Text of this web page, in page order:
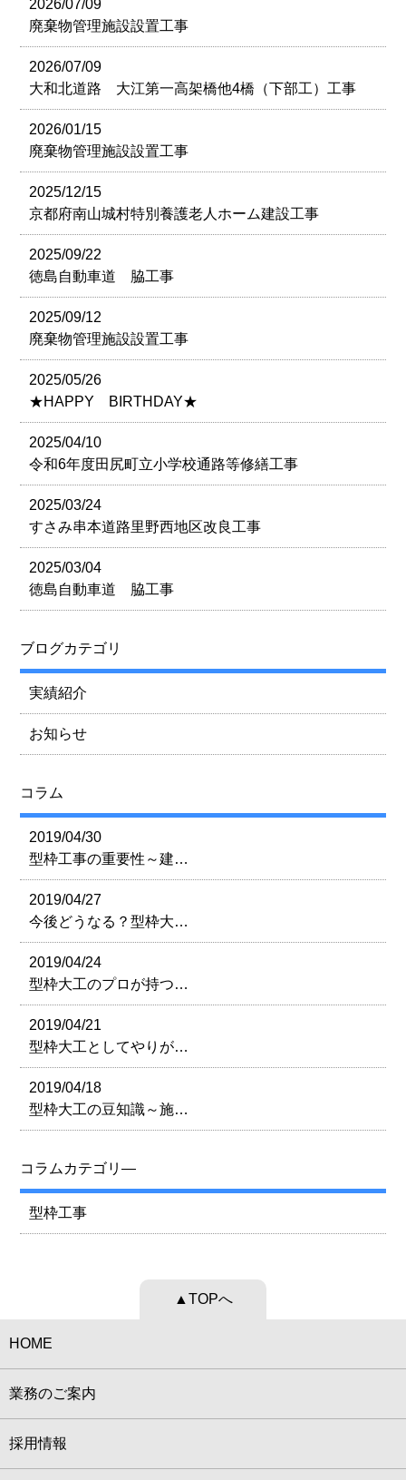
2026/07/09
廃棄物管理施設設置工事
2026/07/09
大和北道路 大江第一高架橋他4橋（下部工）工事
2026/01/15
廃棄物管理施設設置工事
2025/12/15
京都府南山城村特別養護老人ホーム建設工事
2025/09/22
徳島自動車道 脇工事
2025/09/12
廃棄物管理施設設置工事
2025/05/26
★HAPPY BIRTHDAY★
2025/04/10
令和6年度田尻町立小学校通路等修繕工事
2025/03/24
すさみ串本道路里野西地区改良工事
2025/03/04
徳島自動車道 脇工事
ブログカテゴリ
実績紹介
お知らせ
コラム
2019/04/30
型枠工事の重要性～建…
2019/04/27
今後どうなる？型枠大…
2019/04/24
型枠大工のプロが持つ…
2019/04/21
型枠大工としてやりが…
2019/04/18
型枠大工の豆知識～施…
コラムカテゴリ―
型枠工事
▲TOPへ
HOME
業務のご案内
採用情報